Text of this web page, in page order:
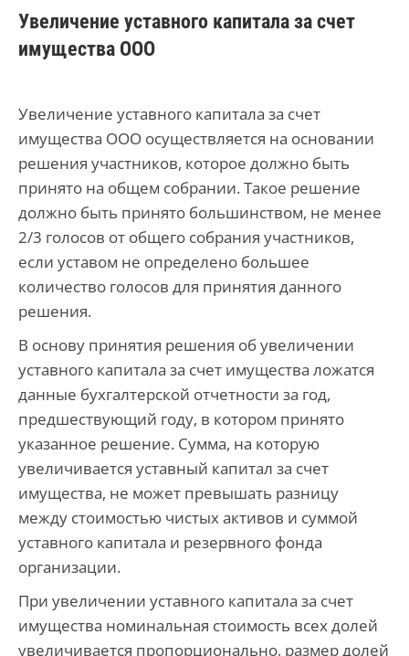
Увеличение уставного капитала за счет
имущества ООО
Увеличение уставного капитала за счет
имущества ООО осуществляется на основании
решения участников, которое должно быть
принято на общем собрании. Такое решение
должно быть принято большинством, не менее
2/3 голосов от общего собрания участников,
если уставом не определено большее
количество голосов для принятия данного
решения.
В основу принятия решения об увеличении
уставного капитала за счет имущества ложатся
данные бухгалтерской отчетности за год,
предшествующий году, в котором принято
указанное решение. Сумма, на которую
увеличивается уставный капитал за счет
имущества, не может превышать разницу
между стоимостью чистых активов и суммой
уставного капитала и резервного фонда
организации.
При увеличении уставного капитала за счет
имущества номинальная стоимость всех долей
увеличивается пропорционально, размер долей